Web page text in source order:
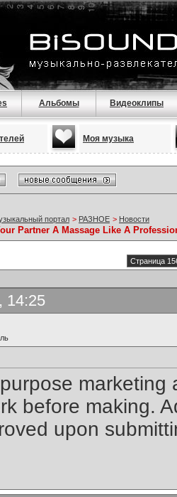
Альбомы Видеоклипы
Моя музыка
портал > РАЗНОЕ > Новости
Partner A Massage Like A
Страница
14:25
marketing
before making.
upon